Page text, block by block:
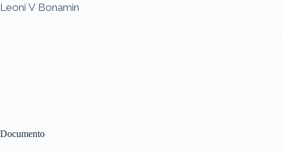
Documento
Leoni V Bonamin